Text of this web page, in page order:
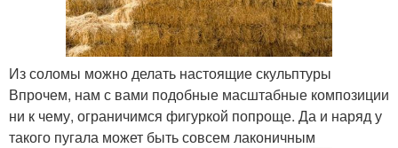
Из соломы можно делать настоящие скульптуры
Впрочем, нам с вами подобные масштабные композиции
ни к чему, ограничимся фигуркой попроще. Да и наряд у
такого пугала может быть совсем лаконичным